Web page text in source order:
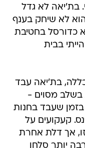
בת'יאה לא גדל
לא שיחק בענף
כדורסל בחטיבת
בבית
בת'יאה עבד
בשלב מסוים -
בזמן שעבד בחנות
קעקועים על
אך דלת אחרת
יותר סלחן